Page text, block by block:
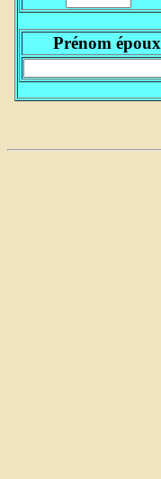
Prénom époux